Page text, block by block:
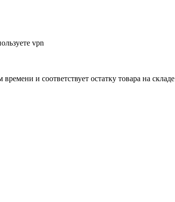
vpn
и соответствует остатку товара на складе